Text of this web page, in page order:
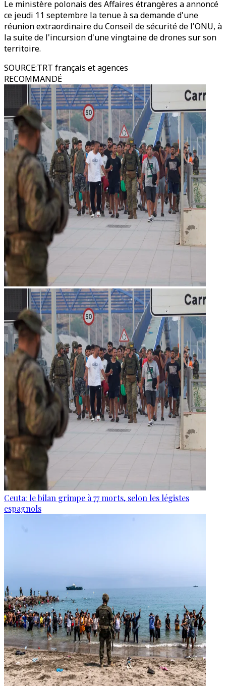
Le ministère polonais des Affaires étrangères a annoncé
ce jeudi 11 septembre la tenue à sa demande d'une
réunion extraordinaire du Conseil de sécurité de l'ONU, à
la suite de l'incursion d'une vingtaine de drones sur son
territoire.
SOURCE:TRT français et agences
RECOMMANDÉ
Ceuta: le bilan grimpe à 77 morts, selon les légistes
espagnols